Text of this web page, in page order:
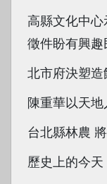
高縣文化中
徵件盼有興
北市府決塑
陳重華以天
台北縣林農
歷史上的今天